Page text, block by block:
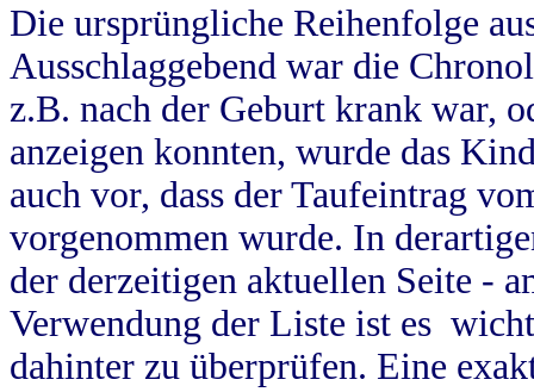
Die ursprüngliche Reihenfolge
Ausschlaggebend war die
z.B. nach der Geburt krank war,
anzeigen konnten, wurde das
auch vor, dass der Taufeintrag
vorgenommen wurde. In
der derzeitigen aktuellen Seite -
Verwendung der Liste ist es
dahinter zu überprüfen. Eine